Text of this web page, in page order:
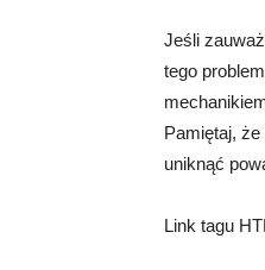
Jeśli
tego
Pamiętaj,
uniknąć
Link tagu